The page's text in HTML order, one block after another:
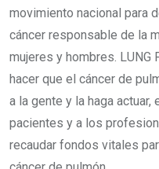
movimiento nacional para
cáncer responsable de la
mujeres y hombres. LUNG
hacer que el cáncer de
a la gente y la haga
pacientes y a los
recaudar fondos vitales